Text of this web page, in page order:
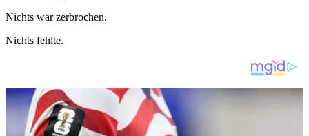
Nichts war zerbrochen.
Nichts fehlte.